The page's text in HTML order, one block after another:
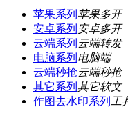
苹果系列 苹果多开
安卓系列 安卓多开
云端系列 云端转发
电脑系列 电脑端
云端秒抢云端秒抢
其它系列 其它软文
作图去水印系列 工